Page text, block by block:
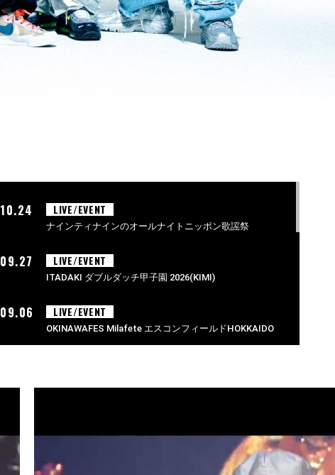
10.24 LIVE/EVENT
ナインティナインのオールナイトニッポン歌謡祭
09.27 LIVE/EVENT
ITADAKI ダブルダッチ甲子園 2026(KIMI)
09.06 LIVE/EVENT
OKINAWAFES Milafete エスコンフィールドHOKKAIDO
07.26 RADIO